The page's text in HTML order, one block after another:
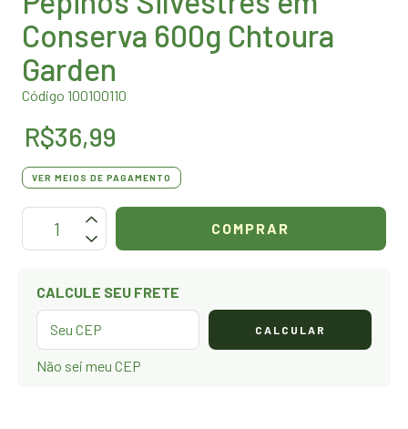
Conserva 600g Chtoura
Garden
Código 100100110
R$36,99
VER MEIOS DE PAGAMENTO
OPÇÕES DE FRETE
CALCULE SEU FRETE
CALCULAR
Não sei meu CEP